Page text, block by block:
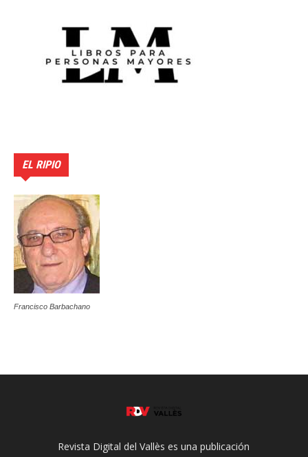
EL RIPIO
Francisco Barbachano
Revista Digital del Vallès es una publicación